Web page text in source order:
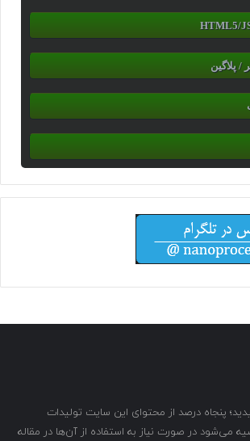
/ پلاگین
پنجاه درصد از محتوای این سایت تولیدات
می‌شود در صورت نیاز به استفاده از آن‌ها در مقاله